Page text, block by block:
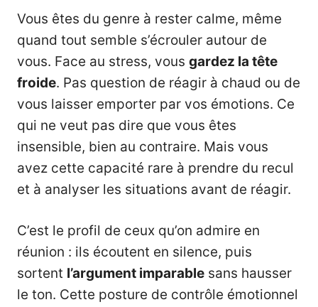
Vous êtes du genre à rester calme, même
quand tout semble s’écrouler autour de
vous. Face au stress, vous gardez la tête
froide. Pas question de réagir à chaud ou de
vous laisser emporter par vos émotions. Ce
qui ne veut pas dire que vous êtes
insensible, bien au contraire. Mais vous
avez cette capacité rare à prendre du recul
et à analyser les situations avant de réagir.
C’est le profil de ceux qu’on admire en
réunion : ils écoutent en silence, puis
sortent l’argument imparable sans hausser
le ton. Cette posture de contrôle émotionnel